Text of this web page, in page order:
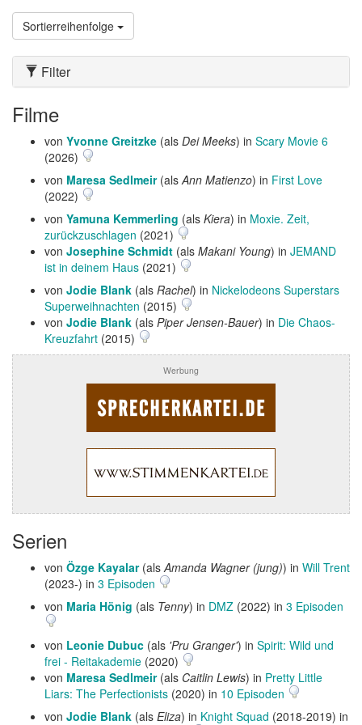
Sortierreihenfolge
Filter
Filme
von Yvonne Greitzke (als Dei Meeks) in Scary Movie 6
(2026)
von Maresa Sedlmeir(alsAnn Matienzo) in First Love
(2022)
von Yamuna Kemmerling (als Kiera) in Moxie. Zeit,
zurückzuschlagen (2021)
von Josephine Schmidt (als Makani Young) in JEMAND
ist in deinem Haus (2021)
von Jodie Blank (als Rachel) in Nickelodeons Superstars
Superweihnachten (2015)
von Jodie Blank (als Piper Jensen-Bauer) in Die Chaos-
Kreuzfahrt (2015)
Werbung
Serien
von Özge Kayalar(alsAmanda Wagner (jung)) in Will Trent
(2023-) in 3 Episoden
von Maria Hönig (als Tenny) in DMZ (2022) in 3 Episoden
von Leonie Dubuc (als 'Pru Granger') in Spirit: Wild und
frei - Reitakademie (2020)
von Maresa Sedlmeir(als Caitlin Lewis) in Pretty Little
Liars: The Perfectionists (2020) in 10 Episoden
von Jodie Blank (als Eliza) in Knight Squad (2018-2019) in